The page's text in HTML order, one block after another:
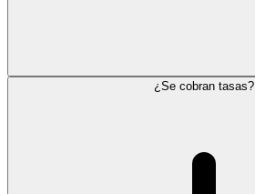
¿Se cobran tasas?